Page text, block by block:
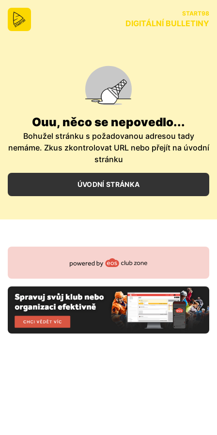
START98
DIGITÁLNÍ BULLETINY
Ouu, něco se nepovedlo...
Bohužel stránku s požadovanou adresou tady
nemáme. Zkus zkontrolovat URL nebo přejít na úvodní
stránku
ÚVODNÍ STRÁNKA